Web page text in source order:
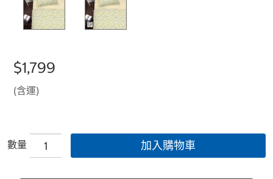
$1,799
(含運)
數量 加入購物車